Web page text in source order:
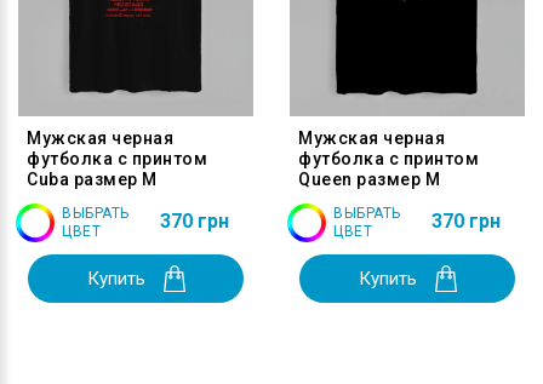
Мужская черная
футболка с принтом
Cuba размер M
ВЫБРАТЬ
ЦВЕТ
370 грн
Купить
Мужская черная
футболка с принтом
Queen размер M
ВЫБРАТЬ
ЦВЕТ
370 грн
Купить